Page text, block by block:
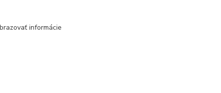
informácie